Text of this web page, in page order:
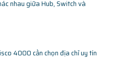
nhau giữa Hub, Switch và
4000 cần chọn địa chỉ uy tín